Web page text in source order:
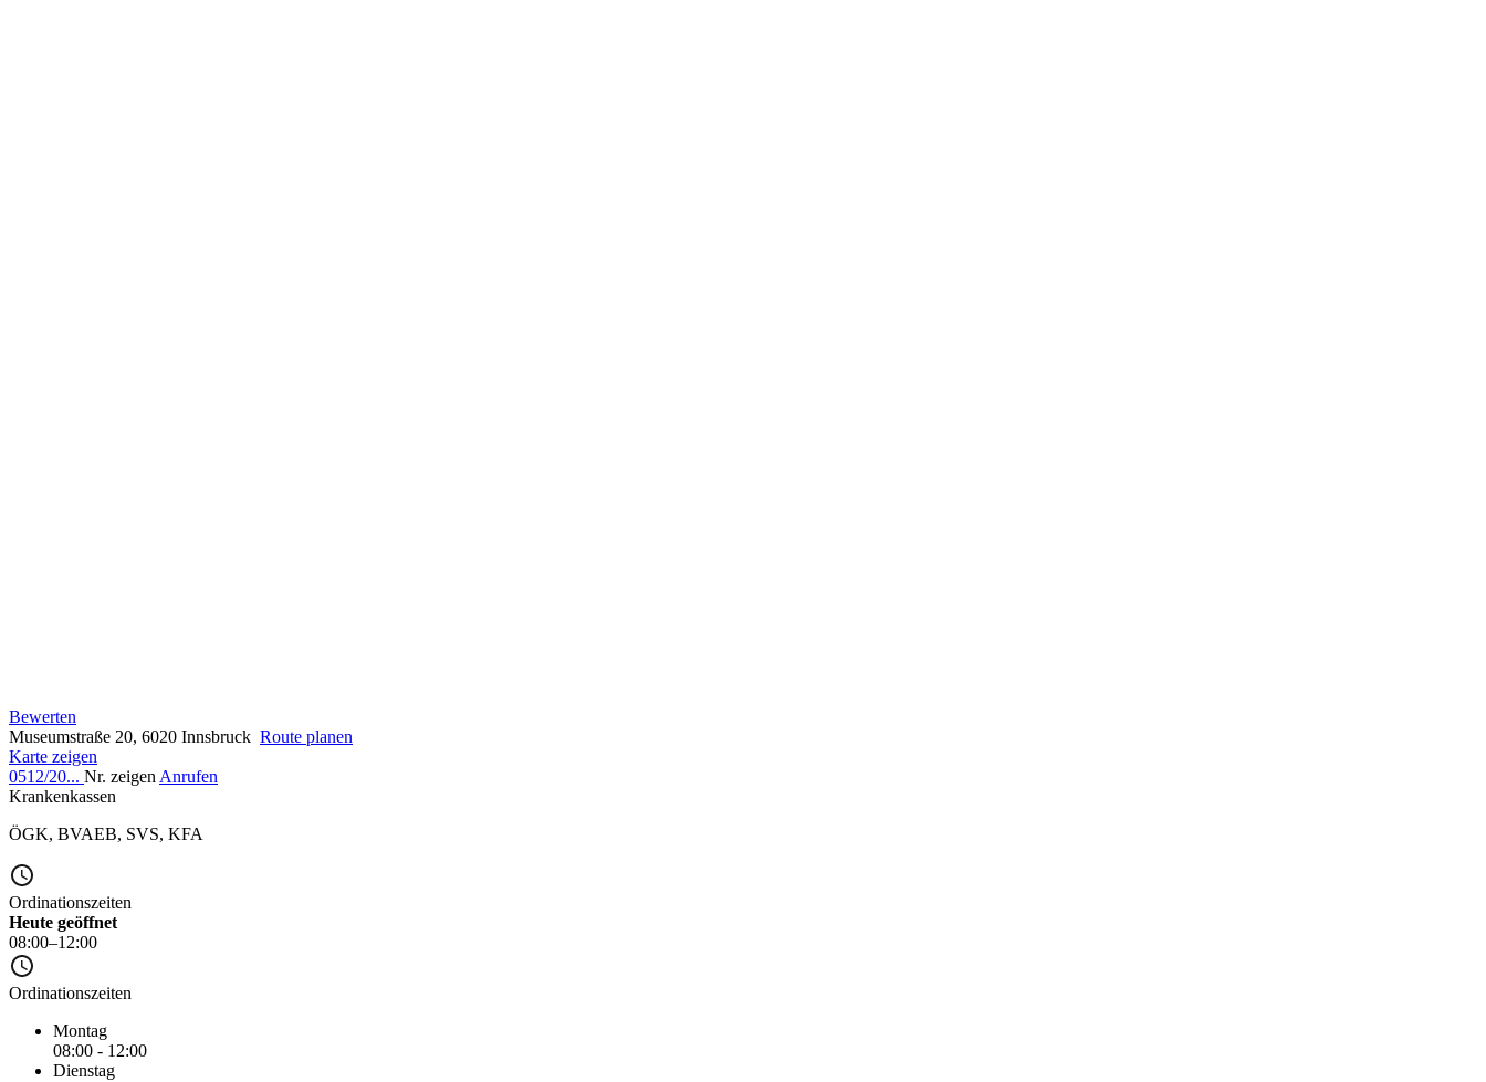
Bewerten
Museumstraße 20, 6020 Innsbruck Route planen
Karte zeigen
0512/20... Nr. zeigen Anrufen
Krankenkassen
ÖGK, BVAEB, SVS, KFA
Ordinationszeiten
Heute geöffnet
08:00–12:00
Ordinationszeiten
Montag
08:00 - 12:00
Dienstag